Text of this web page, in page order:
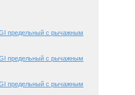
предельный с рычажным
предельный с рычажным
предельный с рычажным